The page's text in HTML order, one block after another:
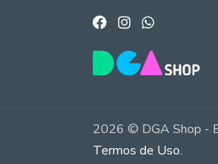
2026 © DGA Shop -
Termos de Uso.